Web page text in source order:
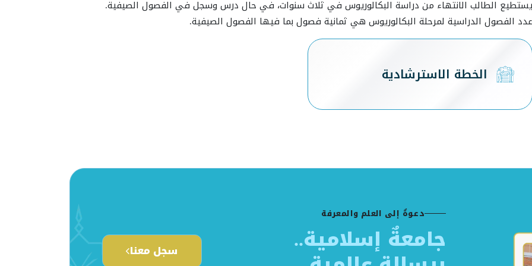
يستطيع الطالب الانتهاء من دراسة البكالوريوس في ثلاث سنوات، في حال درس وسجل في الفصول الصيفية.
عدد الفصول الدراسية لمرحلة البكالوريوس هي ثمانية فصول بما فيها الفصول الصيفية.
الخطة الاسترشادية
دعوةٌ إلى العلم والمعرفة
جامعةٌ إسلامية.. سجل معنا